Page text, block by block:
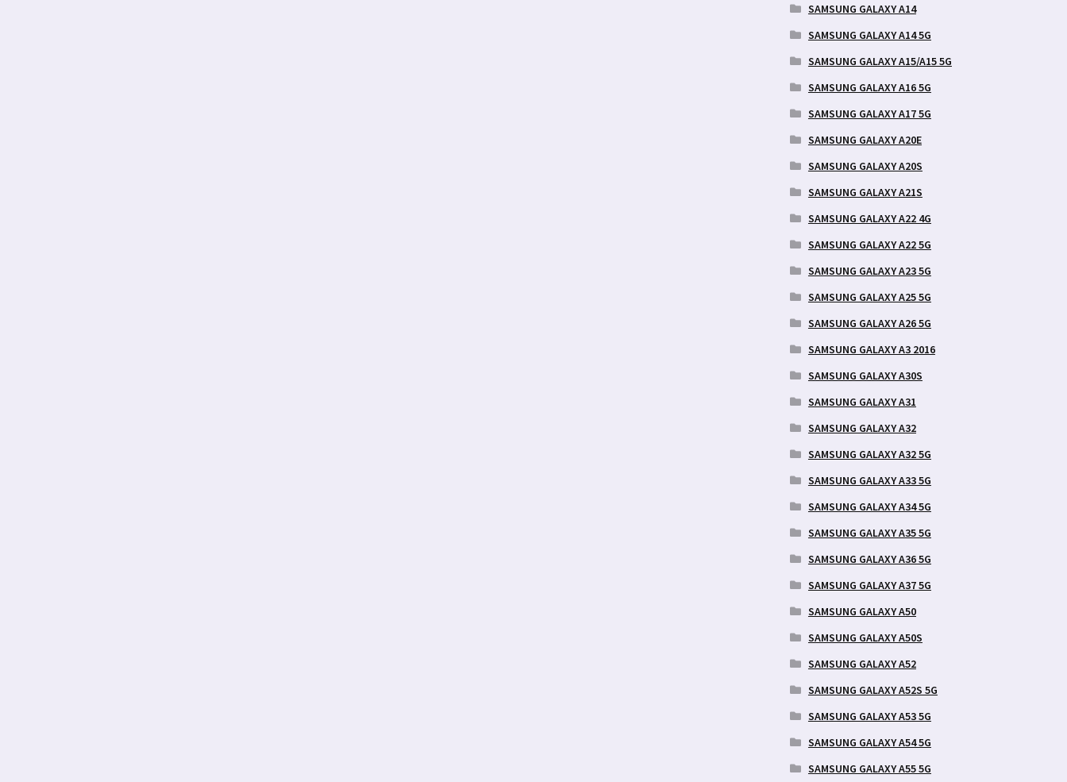
SAMSUNG GALAXY A14
SAMSUNG GALAXY A14 5G
SAMSUNG GALAXY A15/A15 5G
SAMSUNG GALAXY A16 5G
SAMSUNG GALAXY A17 5G
SAMSUNG GALAXY A20E
SAMSUNG GALAXY A20S
SAMSUNG GALAXY A21S
SAMSUNG GALAXY A22 4G
SAMSUNG GALAXY A22 5G
SAMSUNG GALAXY A23 5G
SAMSUNG GALAXY A25 5G
SAMSUNG GALAXY A26 5G
SAMSUNG GALAXY A3 2016
SAMSUNG GALAXY A30S
SAMSUNG GALAXY A31
SAMSUNG GALAXY A32
SAMSUNG GALAXY A32 5G
SAMSUNG GALAXY A33 5G
SAMSUNG GALAXY A34 5G
SAMSUNG GALAXY A35 5G
SAMSUNG GALAXY A36 5G
SAMSUNG GALAXY A37 5G
SAMSUNG GALAXY A50
SAMSUNG GALAXY A50S
SAMSUNG GALAXY A52
SAMSUNG GALAXY A52S 5G
SAMSUNG GALAXY A53 5G
SAMSUNG GALAXY A54 5G
SAMSUNG GALAXY A55 5G